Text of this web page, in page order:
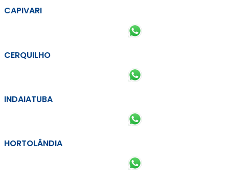
CAPIVARI
CERQUILHO
INDAIATUBA
HORTOLÂNDIA